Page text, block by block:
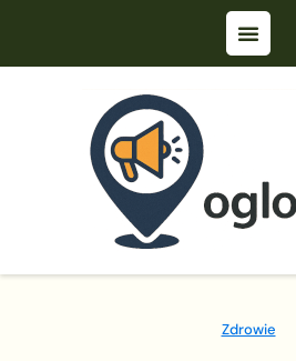
Zdrowie